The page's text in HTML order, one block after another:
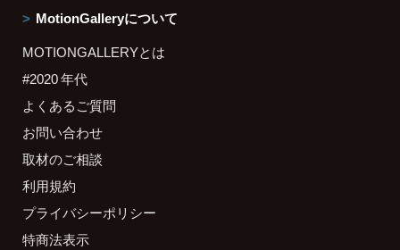
MotionGalleryについて
MOTIONGALLERYとは
#2020 年代
よくあるご質問
お問い合わせ
取材のご相談
利用規約
プライバシーポリシー
特商法表示